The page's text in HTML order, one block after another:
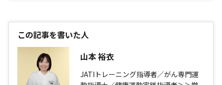
この記事を書いた人
山本 裕衣
JATIトレーニング指導者／がん専門運